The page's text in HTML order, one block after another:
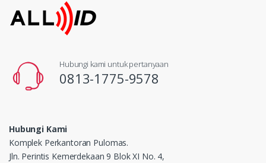
Hubungi kami untuk pertanyaan
0813-1775-9578
Hubungi Kami
Komplek Perkantoran Pulomas.
Jln. Perintis Kemerdekaan 9 Blok XI No. 4,